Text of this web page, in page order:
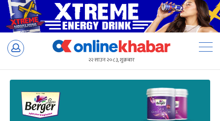
Skip
२२ साउन २०८३, शुक्रबार